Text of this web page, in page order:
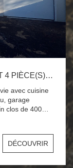
MAISON SAINT HILAIRE LA FORET 4 PIÈCE(S) 110 M2
avec cuisine
garage
clos de 400m
A
DÉCOUVRIR